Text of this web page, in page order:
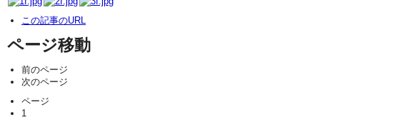
この記事のURL
ページ移動
前のページ
次のページ
ページ
1